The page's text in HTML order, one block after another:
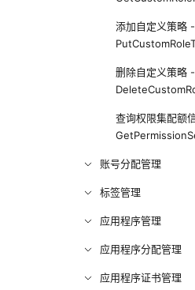
添加自定义策略 -
删除自定义策略 -
查询权限集配额
账号分配管理
标签管理
应用程序管理
应用程序分配管理
应用程序证书管理